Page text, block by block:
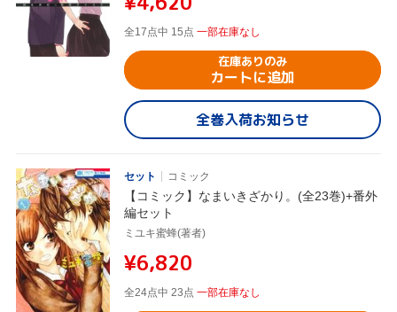
全17点中 15点 一部在庫なし
在庫ありのみ
カートに追加
全巻入荷お知らせ
セット コミック
【コミック】なまいきざかり。(全23巻)+番外
編セット
ミユキ蜜蜂(著者)
¥6,820
全24点中 23点 一部在庫なし